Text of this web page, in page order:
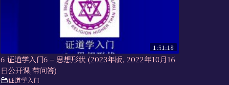
1:51:18
6 证道学入门6 – 思想形状 (2023年版, 2022年10月16
日公开课,带问答)
证道学入门